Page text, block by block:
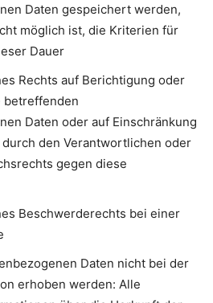
Daten gespeichert werden,
möglich ist, die Kriterien für
Dauer
Rechts auf Berichtigung oder
betreffenden
Daten oder auf Einschränkung
den Verantwortlichen oder
gegen diese
Beschwerderechts bei einer
Daten nicht bei der
erhoben werden: Alle